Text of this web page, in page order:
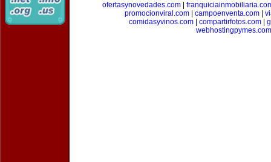
ofertasynovedades.com|
promocionviral.com
campoenventa.com
comidasyvinos.com| compartirfotos.com|
webhostingpymes.com